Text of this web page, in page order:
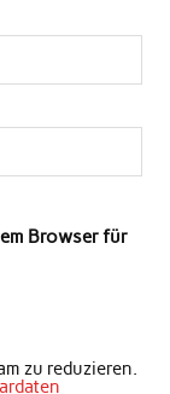
Browser für
zu reduzieren.